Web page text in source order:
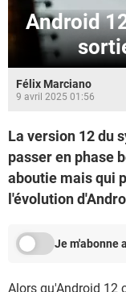
Android
Félix Marciano
9 avril 2025 01:56
La version 12 du
passer en phase
aboutie mais qui
l'évolution
Je m'abonne
Alors qu'Android 12